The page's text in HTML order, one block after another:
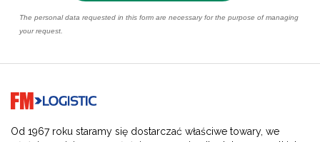
Go to home page
Od 1967 roku staramy się dostarczać właściwe towary, we